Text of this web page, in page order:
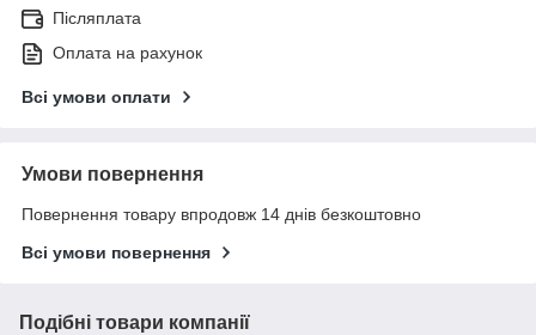
Післяплата
Оплата на рахунок
Всі умови оплати
Умови повернення
Повернення товару впродовж 14 днів безкоштовно
Всі умови повернення
Подібні товари компанії